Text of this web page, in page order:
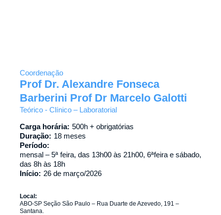
Coordenação
Prof Dr. Alexandre Fonseca
Barberini Prof Dr Marcelo Galotti
Teórico - Clínico – Laboratorial
Carga horária: 500h + obrigatórias
Duração: 18 meses
Período:
mensal – 5ª feira, das 13h00 às 21h00, 6ªfeira e sábado,
das 8h às 18h
Início: 26 de março/2026
Local:
ABO-SP Seção São Paulo – Rua Duarte de Azevedo, 191 –
Santana.